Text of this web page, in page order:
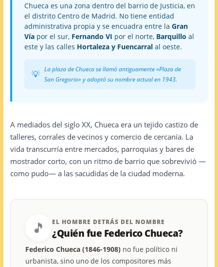
Chueca es una zona dentro del barrio de Justicia, en
el distrito Centro de Madrid. No tiene entidad
administrativa propia y se encuadra entre laGran
Vía por el sur, Fernando VI por el norte, Barquillo al
este y las calles Hortaleza y Fuencarral al oeste.
💡 La plaza de Chueca se llamó antiguamente «Plaza de
San Gregorio» y adoptó su nombre actual en 1943.
A mediados del siglo XX, Chueca era un tejido castizo de
talleres, corrales de vecinos y comercio de cercanía. La
vida transcurría entre mercados, parroquias y bares de
mostrador corto, con un ritmo de barrio que sobrevivió —
como pudo— a las sacudidas de la ciudad moderna.
🎵 EL HOMBRE DETRÁS DEL NOMBRE
¿Quién fue Federico Chueca?
Federico Chueca (1846-1908) no fue político ni
urbanista, sino uno de los compositores más